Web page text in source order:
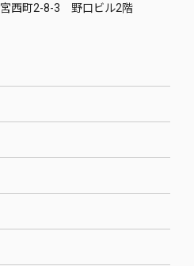
西町2-8-3 野口ビル2階